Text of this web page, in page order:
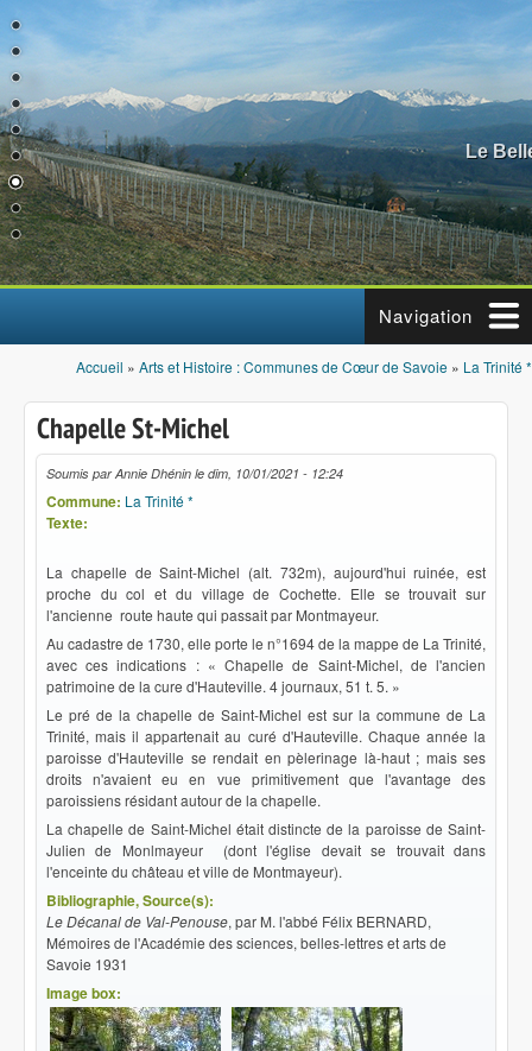
Aller au contenu principal
Le
Navigation
Vous êtes ici
Accueil » Arts et Histoire : Communes de Cœur de Savoie » La Trinité *
Chapelle St-Michel
Soumis parAnnie Dhénin le dim, 10/01/2021 - 12:24
Commune: La Trinité *
Texte:
La chapelle de Saint-Michel (alt. 732m), aujourd'hui ruinée, est
proche du col et du village de Cochette. Elle se trouvait sur
l'ancienne route haute qui passait par Montmayeur.
Au cadastre de 1730, elle porte le n°1694 de la mappe de La Trinité,
avec ces indications : « Chapelle de Saint-Michel, de l'ancien
patrimoine de la cure d'Hauteville. 4 journaux, 51 t. 5. »
Le pré de la chapelle de Saint-Michel est sur la commune de La
Trinité, mais il appartenait au curé d'Hauteville. Chaque année la
paroisse d'Hauteville se rendait en pèlerinage là-haut ; mais ses
droits n'avaient eu en vue primitivement que l'avantage des
paroissiens résidant autour de la chapelle.
La chapelle de Saint-Michel était distincte de la paroisse de Saint-
Julien de Monlmayeur (dont l'église devait se trouvait dans
l'enceinte du château et ville de Montmayeur).
Bibliographie, Source(s):
Le Décanal de Val-Penouse, par M. l'abbé Félix BERNARD,
Mémoires de l'Académie des sciences, belles-lettres et arts de
Savoie 1931
Image box: